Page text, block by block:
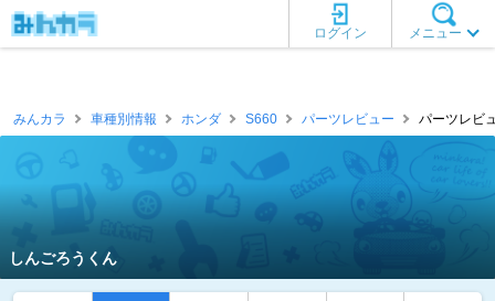
メニュー
ログイン
みんカラ 車種別情報 ホンダ S660 パーツレビュー パーツレビ
しんごろうくん